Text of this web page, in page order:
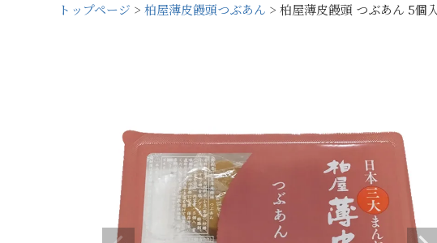
こしあん
5個入り
8個入り
10個入り
16個入り
mini せいろ薄皮
つぶあ
5個入り
10個入り
mini せい
内祝い（お返し）
快気祝い
入園・入学のお祝返し
その他の内祝い・お返し
トップページ 柏屋薄皮饅頭つぶあん 柏屋薄皮饅頭 つぶあん 5個